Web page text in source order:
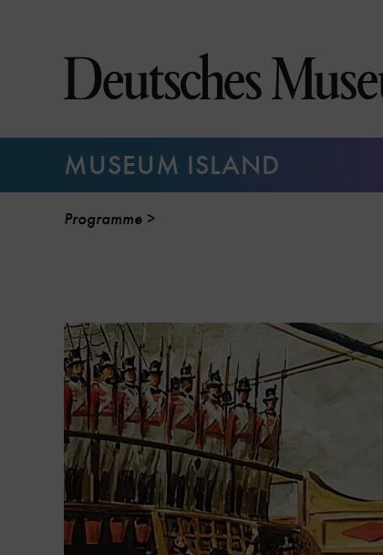
contents
MUSEUM ISLAND
Programme